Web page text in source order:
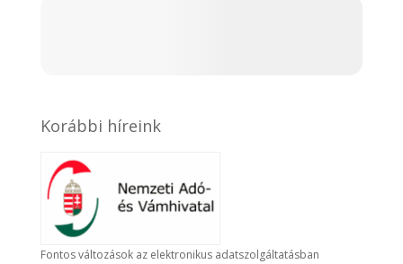
Korábbi híreink
Fontos változások az elektronikus adatszolgáltatásban